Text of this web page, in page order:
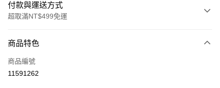
付款與運送方式
超取滿NT$499免運
icash Pay
信用卡一次付款
商品特色
商品編號
11591262